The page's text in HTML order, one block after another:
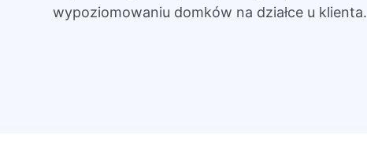
wypoziomowaniu domków na działce u klienta.